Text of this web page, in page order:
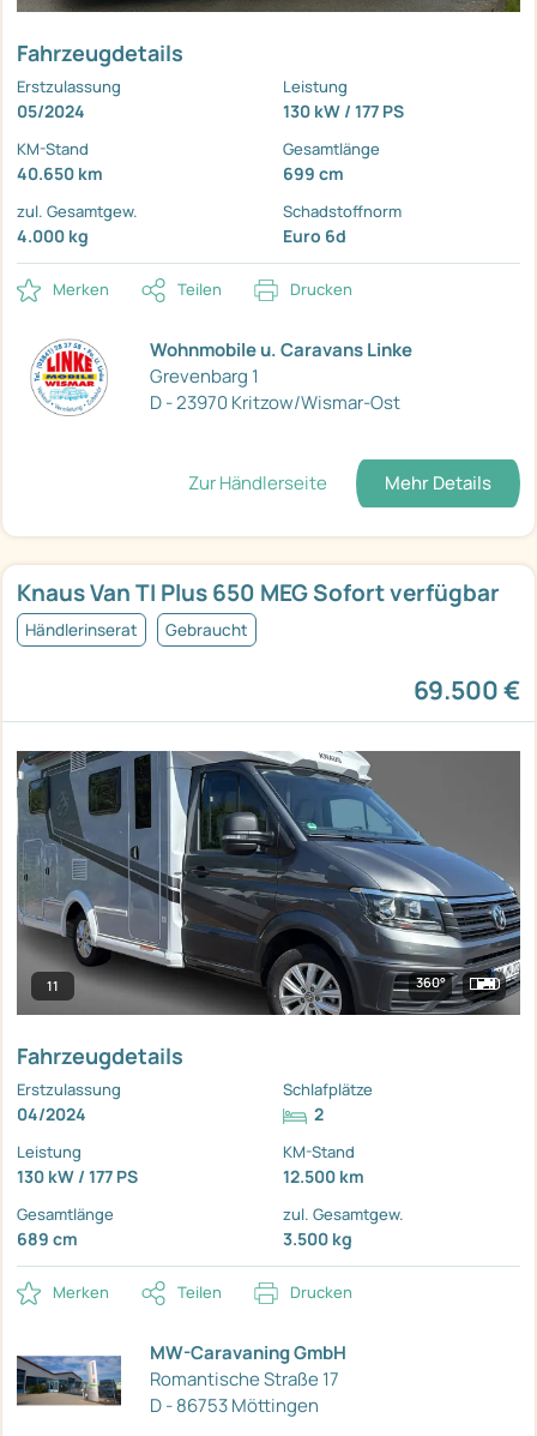
Fahrzeugdetails
Erstzulassung
05/2024
Leistung
130 kW / 177 PS
KM-Stand
40.650 km
Gesamtlänge
699 cm
zul. Gesamtgew.
4.000 kg
Schadstoffnorm
Euro 6d
Merken Teilen Drucken
Wohnmobile u. Caravans Linke
Grevenbarg 1
D - 23970 Kritzow/Wismar-Ost
Zur Händlerseite Mehr Details
Knaus Van TI Plus 650 MEG Sofort verfügbar
Händlerinserat Gebraucht
69.500 €
11 360°
Fahrzeugdetails
Erstzulassung
04/2024
Schlafplätze
2
Leistung
130 kW / 177 PS
KM-Stand
12.500 km
Gesamtlänge
689 cm
zul. Gesamtgew.
3.500 kg
Merken Teilen Drucken
MW-Caravaning GmbH
Romantische Straße 17
D - 86753 Möttingen